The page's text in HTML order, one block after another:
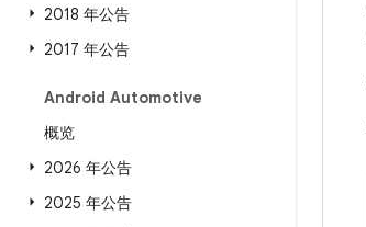
2018 年公告
2017 年公告
Android Automotive
概览
2026 年公告
2025 年公告